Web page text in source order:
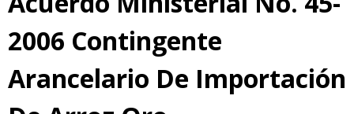
2006 Contingente
Arancelario De Importación